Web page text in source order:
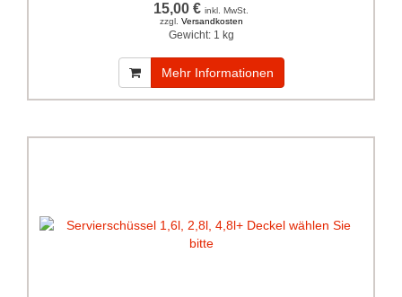
15,00 € inkl. MwSt.
zzgl. Versandkosten
Gewicht: 1 kg
Mehr Informationen